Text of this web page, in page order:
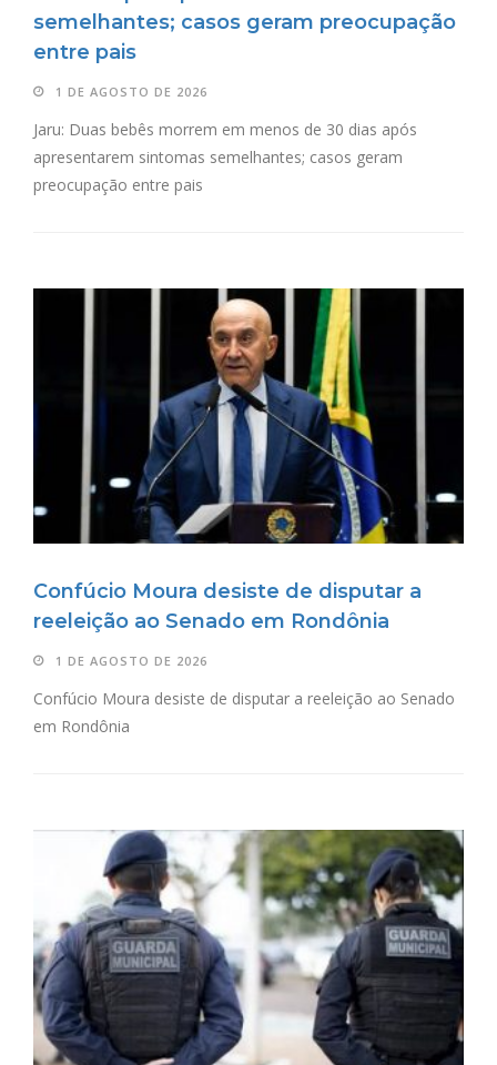
semelhantes; casos geram preocupação
entre pais
1 DE AGOSTO DE 2026
Jaru: Duas bebês morrem em menos de 30 dias após
apresentarem sintomas semelhantes; casos geram
preocupação entre pais
Confúcio Moura desiste de disputar a
reeleição ao Senado em Rondônia
1 DE AGOSTO DE 2026
Confúcio Moura desiste de disputar a reeleição ao Senado
em Rondônia